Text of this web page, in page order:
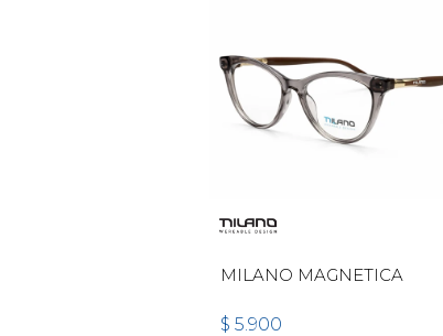
MILANO MAGNETICA
$ 5.900